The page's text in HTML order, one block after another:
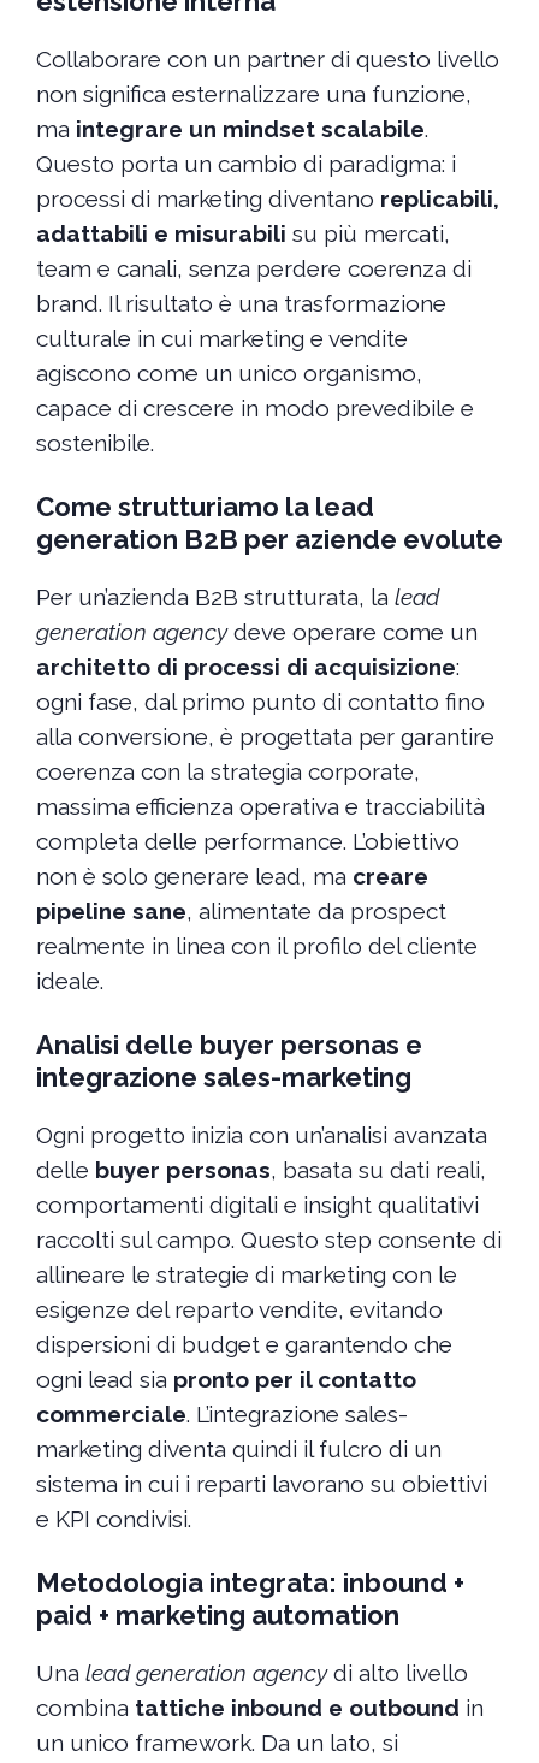
Collaborare con un partner di questo livello
non significa esternalizzare una funzione,
ma integrare un mindset scalabile.
Questo porta un cambio di paradigma: i
processi di marketing diventano replicabili,
adattabili e misurabili su più mercati,
team e canali, senza perdere coerenza di
brand. Il risultato è una trasformazione
culturale in cui marketing e vendite
agiscono come un unico organismo,
capace di crescere in modo prevedibile e
sostenibile.
Come strutturiamo la lead
generation B2B per aziende evolute
Per un’azienda B2B strutturata, la lead
generation agencydeve operare come un
architetto di processi di acquisizione:
ogni fase, dal primo punto di contatto fino
alla conversione, è progettata per garantire
coerenza con la strategia corporate,
massima efficienza operativa e tracciabilità
completa delle performance. L’obiettivo
non è solo generare lead, ma creare
pipeline sane, alimentate da prospect
realmente in linea con il profilo del cliente
ideale.
Analisi delle buyer personas e
integrazione sales-marketing
Ogni progetto inizia con un’analisi avanzata
delle buyer personas, basata su dati reali,
comportamenti digitali e insight qualitativi
raccolti sul campo. Questo step consente di
allineare le strategie di marketing con le
esigenze del reparto vendite, evitando
dispersioni di budget e garantendo che
ogni lead sia pronto per il contatto
commerciale. L’integrazione sales-
marketing diventa quindi il fulcro di un
sistema in cui i reparti lavorano su obiettivi
e KPI condivisi.
Metodologia integrata: inbound +
paid + marketing automation
Una lead generation agencydi alto livello
combina tattiche inbound e outbound in
un unico framework. Da un lato, si